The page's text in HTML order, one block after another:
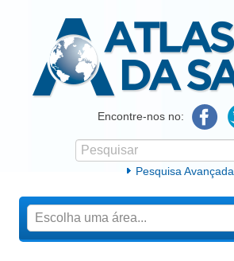
Atlas da SaúdeEncontre-nos no:
Formulário de procura
Pesquisar
Pesquisa Avançada